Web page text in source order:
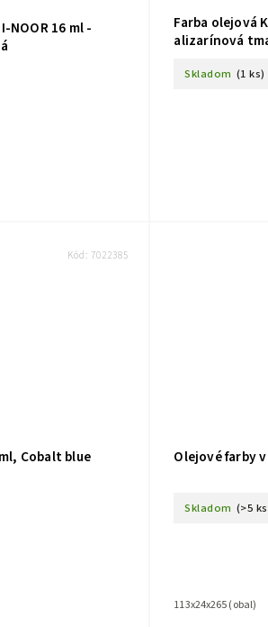
NOOR 16 ml -
Farba olejová
alizarínová
Skladom (1 ks)
Cobalt blue
Kód: 7022385
Olejové farby
Skladom (>5
113x24x265 (obal)